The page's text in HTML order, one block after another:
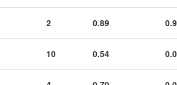
2 0.89
10 0.54